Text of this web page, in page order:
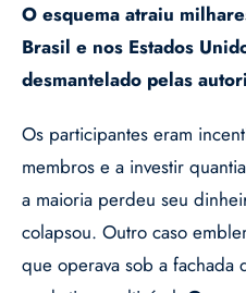
O esquema atraiu
Brasil e nos Estados
desmantelado pelas
Os participantes eram
membros e a investir
a maioria perdeu seu
colapsou. Outro caso
que operava sob a fachada